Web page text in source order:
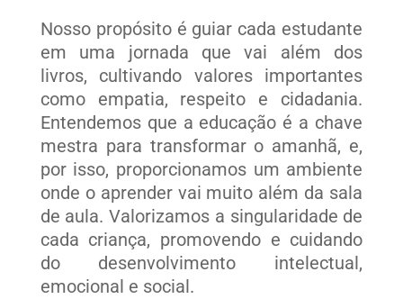
Nosso propósito é guiar cada estudante
em uma jornada que vai além dos
livros, cultivando valores importantes
como empatia, respeito e cidadania.
Entendemos que a educação é a chave
mestra para transformar o amanhã, e,
por isso, proporcionamos um ambiente
onde o aprender vai muito além da sala
de aula. Valorizamos a singularidade de
cada criança, promovendo e cuidando
do desenvolvimento intelectual,
emocional e social.